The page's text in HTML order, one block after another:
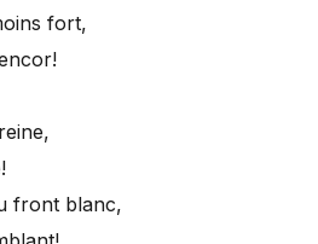
fort,
front blanc,